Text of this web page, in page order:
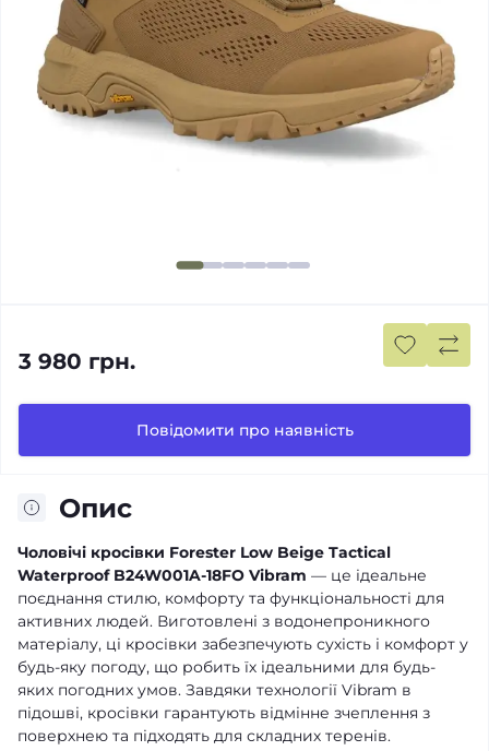
3 980 грн.
Повідомити про наявність
Опис
Чоловічі кросівки Forester Low Beige Tactical
Waterproof B24W001A-18FO Vibram — це ідеальне
поєднання стилю, комфорту та функціональності для
активних людей. Виготовлені з водонепроникного
матеріалу, ці кросівки забезпечують сухість і комфорт у
будь-яку погоду, що робить їх ідеальними для будь-
яких погодних умов. Завдяки технології Vibram в
підошві, кросівки гарантують відмінне зчеплення з
поверхнею та підходять для складних теренів.